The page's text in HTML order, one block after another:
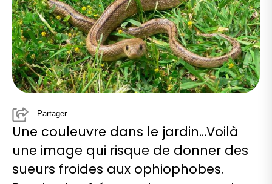
Partager
Une couleuvre dans le jardin…Voilà
une image qui risque de donner des
sueurs froides aux ophiophobes.